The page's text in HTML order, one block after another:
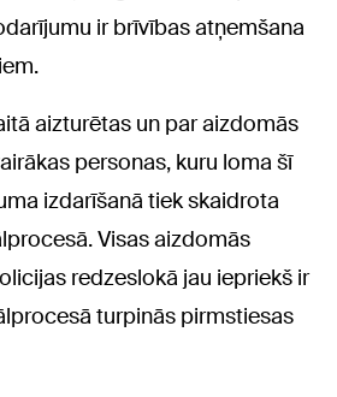
ir brīvības atņemšana
aizturētas un par aizdomās
personas, kuru loma šī
izdarīšanā tiek skaidrota
Visas aizdomās
redzeslokā jau iepriekš ir
turpinās pirmstiesas